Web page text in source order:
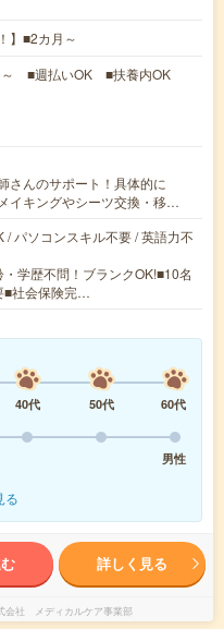
】■2カ月～
～ ■週払いOK ■扶養内OK
さんのサポート！具体的に
イキングやシーツ交換・移…
/ パソコンスキル不要 / 英語力不
学歴不問！ブランクOK!■10名
■社会保険完…
40代 50代
60代
男性
る
詳しく見る
会社 メディカルケア事業部